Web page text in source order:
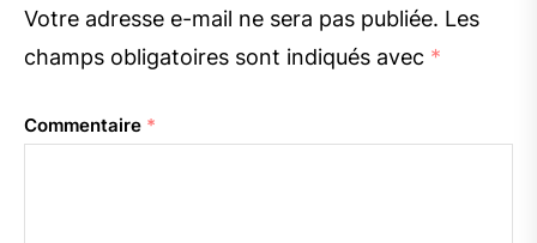
Votre adresse e-mail ne sera pas publiée. Les
champs obligatoires sont indiqués avec *
Commentaire *